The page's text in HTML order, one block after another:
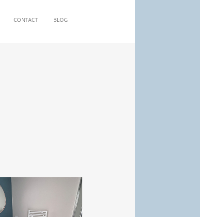
BLOG
CONTACT